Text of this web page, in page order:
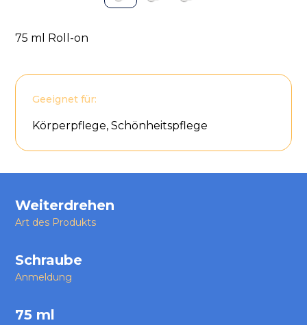
75 ml Roll-on
Geeignet für:
Körperpflege, Schönheitspflege
Weiterdrehen
Art des Produkts
Schraube
Anmeldung
75 ml